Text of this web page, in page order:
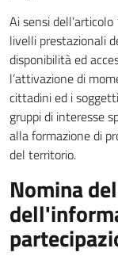
Ai sensi
livelli prestazionali
disponibilità ed
l’attivazione di
cittadini ed i
gruppi di interesse
alla formazione di
del territorio.
Nomina